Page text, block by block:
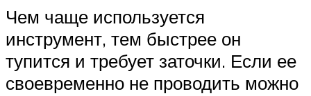
Чем чаще используется
инструмент, тем быстрее он
тупится и требует заточки. Если ее
своевременно не проводить можно